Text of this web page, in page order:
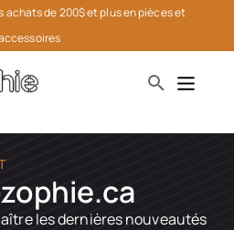
achats de 200$ et plus en pièces et
les dernières nouveautés